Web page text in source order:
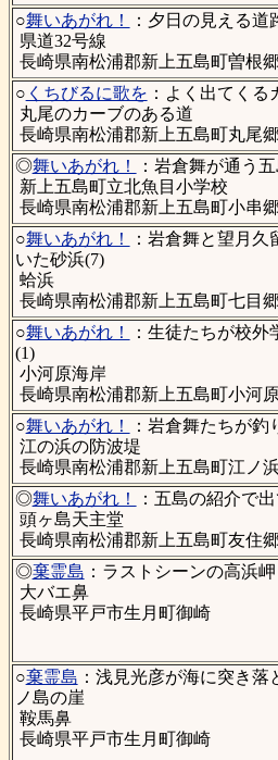
○舞いあがれ！
：夕日の見える道
県道32号線
長崎県南松浦郡新上五島町曽根
○ くちびるに歌を ：よく出てくる
丸尾のカーブのある道
長崎県南松浦郡新上五島町丸尾
◎舞いあがれ！
：岩倉舞が通う
新上五島町立北魚目小学校
長崎県南松浦郡新上五島町小串
○舞いあがれ！
：岩倉舞と望月
いた砂浜(7)
蛤浜
長崎県南松浦郡新上五島町七目
○舞いあがれ！
：生徒たちが校
(1)
小河原海岸
長崎県南松浦郡新上五島町小河
○舞いあがれ！
：岩倉舞たちが
江の浜の防波堤
長崎県南松浦郡新上五島町江ノ
◎舞いあがれ！
：五島の紹介で
頭ヶ島天主堂
長崎県南松浦郡新上五島町友住
◎棄霊島 ：ラストシーンの高浜岬
大バエ鼻
長崎県平戸市生月町御崎
○棄霊島 ：浅見光彦が海に突き落
ノ島の崖
鞍馬鼻
長崎県平戸市生月町御崎